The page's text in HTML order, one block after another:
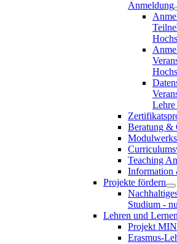
Anmeldung
Beratung &
Teaching
Information
Projekte fördern
Studium -
Lehren und
Projekt
Erasmus-